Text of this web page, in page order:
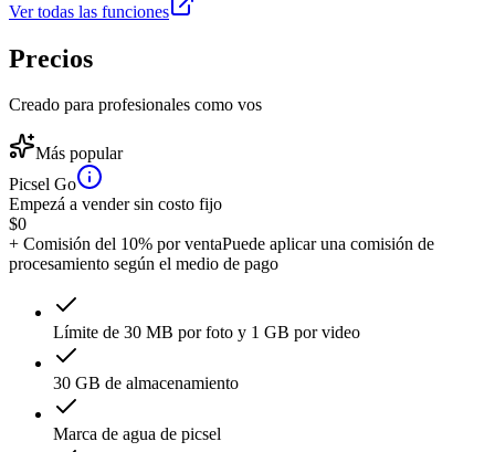
Ver todas las funciones
Precios
Creado para profesionales como vos
Más popular
Picsel Go
Empezá a vender sin costo fijo
$0
+ Comisión del 10% por ventaPuede aplicar una comisión de
procesamiento según el medio de pago
Límite de 30 MB por foto y 1 GB por video
30 GB de almacenamiento
Marca de agua de picsel